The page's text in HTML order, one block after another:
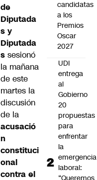
de
Diputada
s y
Diputada
s sesionó
la mañana
de este
martes la
discusión
de la
acusació
n
constituci
onal
contra el
candidatas
a los
Premios
Oscar
2027
UDI
entrega
al
Gobierno
20
propuestas
para
enfrentar
la
emergencia
laboral: